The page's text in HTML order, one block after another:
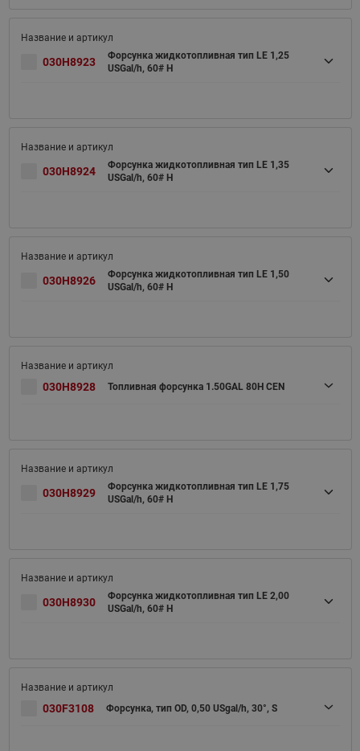
030H8923
Форсунка жидкотопливная тип LE 1,25
USGal/h, 60# H
030H8924
Форсунка жидкотопливная тип LE 1,35
USGal/h, 60# H
030H8926
Форсунка жидкотопливная тип LE 1,50
USGal/h, 60# H
030H8928 Топливная форсунка 1.50GAL 80H CEN
030H8929
Форсунка жидкотопливная тип LE 1,75
USGal/h, 60# H
030H8930
Форсунка жидкотопливная тип LE 2,00
USGal/h, 60# H
030F3108 Форсунка, тип OD, 0,50 USgal/h, 30°, S